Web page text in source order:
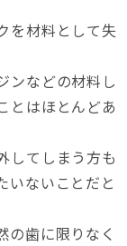
を材料として失
ンなどの材料し
とはほとんどあ
してしまう方も
いないことだと
の歯に限りなく